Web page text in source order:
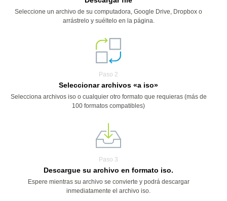
Seleccione un archivo de su computadora, Google Drive, Dropbox o
arrástrelo y suéltelo en la página.
Paso 2
Seleccionar archivos «a iso»
Selecciona archivos iso o cualquier otro formato que requieras (más de
100 formatos compatibles)
Paso 3
Descargue su archivo en formato iso.
Espere mientras su archivo se convierte y podrá descargar
inmediatamente el archivo iso.